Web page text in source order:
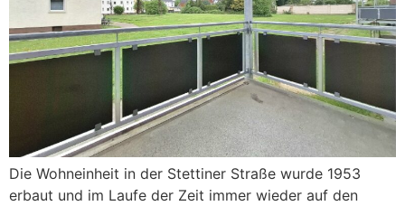
Die Wohneinheit in der Stettiner Straße wurde 1953
erbaut und im Laufe der Zeit immer wieder auf den